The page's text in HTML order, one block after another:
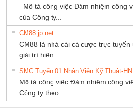
Mô tả công việc Đảm nhiệm công
của Công ty...
CM88 jp net
CM88 là nhà cái cá cược trực
giải trí hiện...
SMC Tuyển 01 Nhân Viên Kỹ Thuật-HN
Mô tả công việc Đảm nhiệm công
Công ty theo...